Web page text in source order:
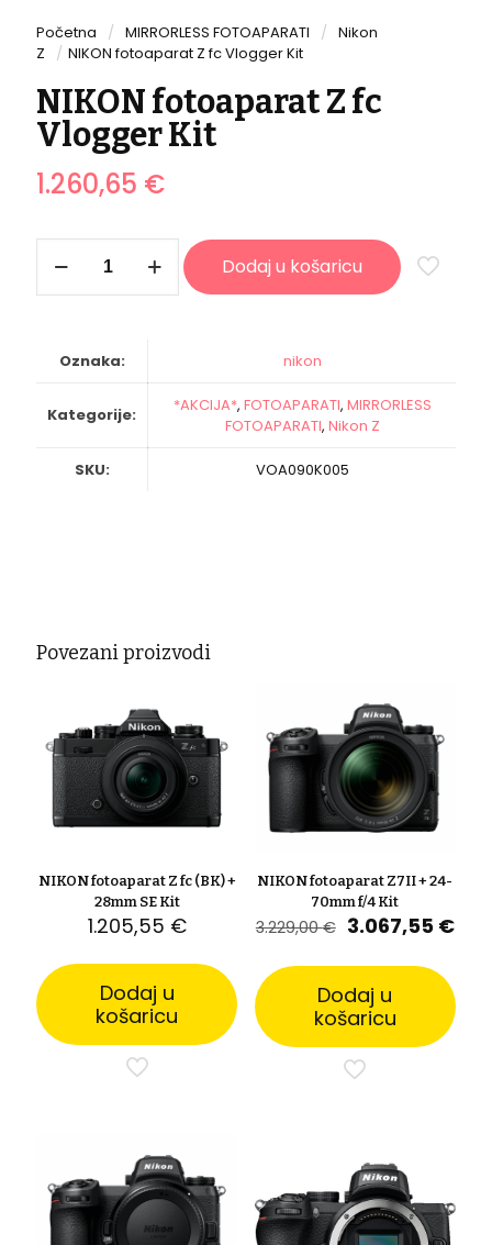
Početna / MIRRORLESS FOTOAPARATI / Nikon
Z
/ NIKON fotoaparat Z fc Vlogger Kit
NIKON fotoaparat Z fc
Vlogger Kit
1.260,65 €
fotoaparat
Z
količina
Dodaj u košaricu
Oznaka: nikon
Kategorije: *AKCIJA*, FOTOAPARATI, MIRRORLESS
FOTOAPARATI, Nikon Z
SKU: VOA090K005
Povezani proizvodi
NIKON fotoaparat Z fc (BK) +
28mm SE Kit
1.205,55 €
Dodaj u
košaricu
NIKON fotoaparat Z7II + 24-
70mm f/4 Kit
3.229,00€ Izvorna
bila
je:
3.229,00 €.
3.067,55 €
Dodaj u
košaricu